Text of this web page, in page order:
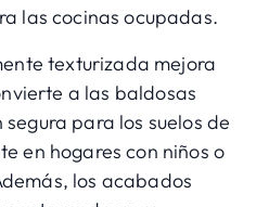
las cocinas ocupadas.
texturizada mejora
a las baldosas
para los suelos de
en hogares con niños o
los acabados